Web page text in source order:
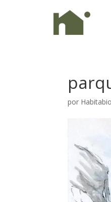
por Habitabio